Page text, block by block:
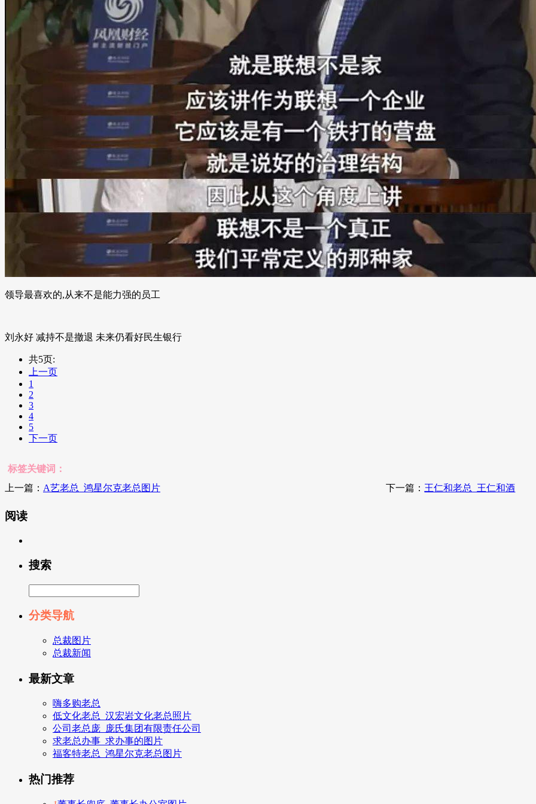
领导最喜欢的,从来不是能力强的员工
刘永好 减持不是撤退 未来仍看好民生银行
共5页:
上一页
1
2
3
4
5
下一页
标签关键词：
上一篇： A艺老总_鸿星尔克老总图片 下一篇： 王仁和老总_王仁和酒
阅读
搜索
分类导航
总裁图片
总裁新闻
最新文章
嗨多购老总
低文化老总_汉宏岩文化老总照片
公司老总庞_庞氏集团有限责任公司
求老总办事_求办事的图片
福客特老总_鸿星尔克老总图片
热门推荐